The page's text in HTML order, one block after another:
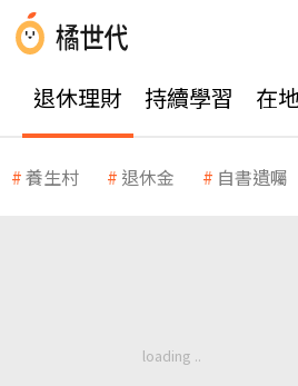
退休理財 持續學習 在
養生村 退休金 自書遺囑